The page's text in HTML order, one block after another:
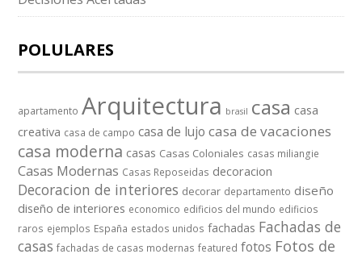
POLULARES
apartamento Arquitectura brasil casa casa
creativa casa de campo casa de lujo casa de vacaciones
casa moderna casas Casas Coloniales casas miliangie
Casas Modernas Casas Reposeidas decoracion
Decoracion de interiores decorar departamento diseño
diseño de interiores economico edificios del mundo edificios
raros ejemplos España estados unidos fachadas Fachadas de
casas fachadas de casas modernas featured fotos Fotos de